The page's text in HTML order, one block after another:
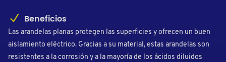
Beneficios
Las arandelas planas protegen las superficies y ofrecen un buen
aislamiento eléctrico. Gracias a su material, estas arandelas son
resistentes a la corrosión y a la mayoría de los ácidos diluidos